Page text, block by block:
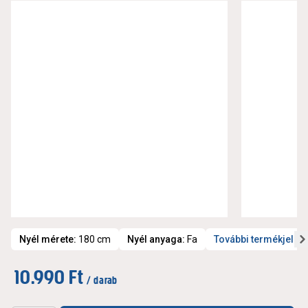
Nyél mérete: 180 cm Nyél anyaga: Fa További
10.990 Ft / darab